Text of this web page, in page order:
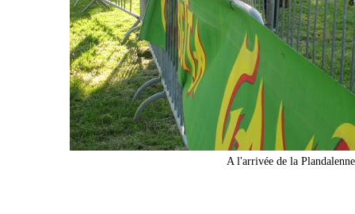
A l'arrivée de la